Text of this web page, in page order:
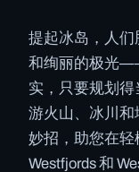
提起冰岛，人
和绚丽的极光
实，只要规划
游火山、冰川
妙招，助您在
Westfjords 和